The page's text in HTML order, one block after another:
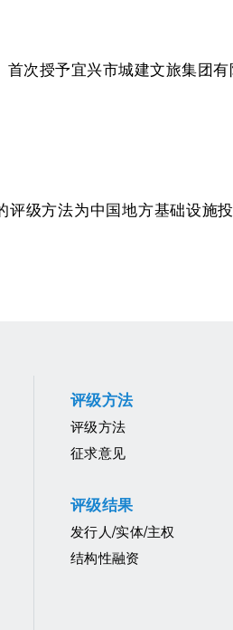
次授予宜兴市城建文旅集团
级方法为中国地方基础设施
评级方法
评级方法
征求意见
评级结果
发行人/实体/主权
结构性融资